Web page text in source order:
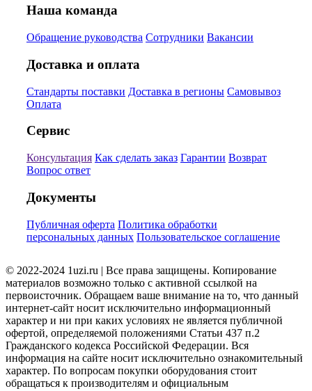
Наша команда
Обращение руководства Сотрудники Вакансии
Доставка и оплата
Стандарты поставки Доставка в регионы Самовывоз
Оплата
Сервис
Консультация Как сделать заказ Гарантии Возврат
Вопрос ответ
Документы
Публичная оферта Политика обработки
персональных данных Пользовательское соглашение
© 2022-2024 1uzi.ru | Все права защищены. Копирование
материалов возможно только с активной ссылкой на
первоисточник. Обращаем ваше внимание на то, что данный
интернет-сайт носит исключительно информационный
характер и ни при каких условиях не является публичной
офертой, определяемой положениями Статьи 437 п.2
Гражданского кодекса Российской Федерации. Вся
информация на сайте носит исключительно ознакомительный
характер. По вопросам покупки оборудования стоит
обращаться к производителям и официальным